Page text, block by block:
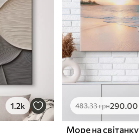
1.2k 483.33грн290.00
Море на світанку